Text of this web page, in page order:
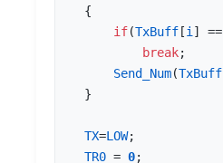
{
if(TxBuff [i] ==
break;
Send_Num(TxBuff
}
TX=LOW;
TR0 = 0;